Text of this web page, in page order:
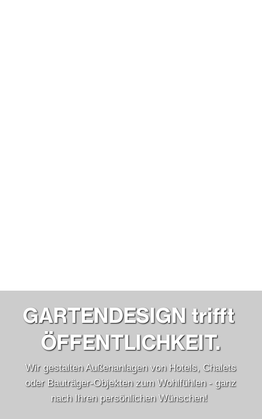
GARTEN­DESIGN trifft
ÖFFENT­LICHKEIT.
Wir gestalten Außenanlagen von Hotels, Chalets
oder Bauträger-Objekten zum Wohlfühlen - ganz
nach Ihren persönlichen Wünschen!